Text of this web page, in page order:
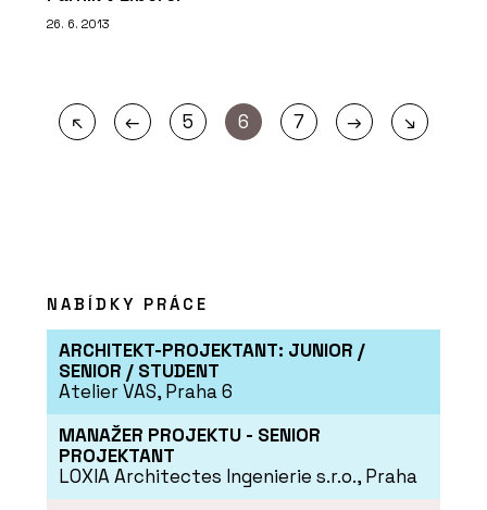
26. 6. 2013
↖ ← 5 6 7 → ↘
NABÍDKY PRÁCE
ARCHITEKT-PROJEKTANT: JUNIOR /
SENIOR / STUDENT
Atelier VAS, Praha 6
MANAŽER PROJEKTU - SENIOR
PROJEKTANT
LOXIA Architectes Ingenierie s.r.o., Praha